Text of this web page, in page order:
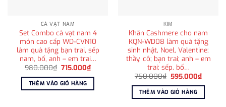
CÀ VẠT NAM
Set Combo cà vạt nam 4
món cao cấp WD-CVN10
làm quà tặng bạn trai, sếp
nam, bố, anh – em trai…
980.000₫ Giá
là:
980.000₫.
715.000₫Giá
hiện
tại
715.000₫.
THÊM VÀO GIỎ HÀNG
KIM
Khăn Cashmere cho nam
KQN-WD08 làm quà tặng
sinh nhật, Noel, Valentine;
thầy, cô; bạn trai; anh – em
trai; sếp, bố…
750.000₫ Giá
là:
750.000₫.
595.000₫Giá
hiện
tại
THÊM VÀO GIỎ HÀNG